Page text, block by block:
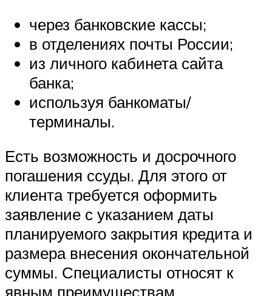
через банковские кассы;
в отделениях почты России;
из личного кабинета сайта
банка;
используя банкоматы/
терминалы.
Есть возможность и досрочного
погашения ссуды. Для этого от
клиента требуется оформить
заявление с указанием даты
планируемого закрытия кредита и
размера внесения окончательной
суммы. Специалисты относят к
явным преимуществам